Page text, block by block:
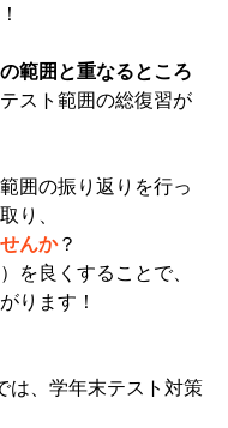
範囲と重なるところ
スト範囲の総復習が
囲の振り返りを行っ
り、
んか？
を良くすることで、
ります！
は、学年末テスト対策